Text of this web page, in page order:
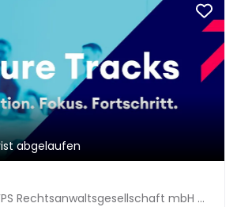
abgelaufen
Rechtsanwaltsgesellschaft mbH & Co. KG